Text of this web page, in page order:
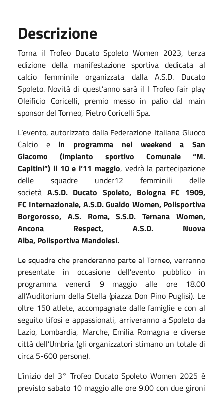
Descrizione
Torna il Trofeo Ducato Spoleto Women 2023, terza
edizione della manifestazione sportiva dedicata al
calcio femminile organizzata dalla A.S.D. Ducato
Spoleto. Novità di quest’anno sarà il I Trofeo fair play
Oleificio Coricelli, premio messo in palio dal main
sponsor del Torneo, Pietro Coricelli Spa.
L’evento, autorizzato dalla Federazione Italiana Giuoco
Calcio ein programma nel weekend aSan
Giacomo (impianto sportivo Comunale “M.
Capitini”) il10 e l’11 maggio, vedrà la partecipazione
delle squadre under12 femminili delle
società A.S.D. Ducato Spoleto, Bologna FC 1909,
FC Internazionale, A.S.D.Gualdo Women, Polisportiva
Borgorosso, A.S. Roma, S.S.D. Ternana Women,
Ancona Respect, A.S.D. Nuova
Alba, Polisportiva Mandolesi.
Le squadre che prenderanno parte al Torneo, verranno
presentate in occasione dell’evento pubblico in
programma venerdì 9 maggio alle ore 18.00
all’Auditorium della Stella (piazza Don Pino Puglisi). Le
oltre 150 atlete, accompagnate dalle famiglie e con al
seguito tifosi e appassionati, arriveranno a Spoleto da
Lazio, Lombardia, Marche, Emilia Romagna e diverse
città dell’Umbria (gli organizzatori stimano un totale di
circa 5-600 persone).
L’inizio del 3° Trofeo Ducato Spoleto Women 2025 è
previsto sabato 10 maggio alle ore 9.00 con due gironi